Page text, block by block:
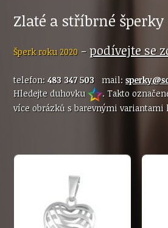
Zlaté a stříbrné šperky
Šperk roku 2020 -podívejte se
telefon:483 347 503 mail:
Hledejte duhovku
. Takto
více obrázků s barevnými variantami